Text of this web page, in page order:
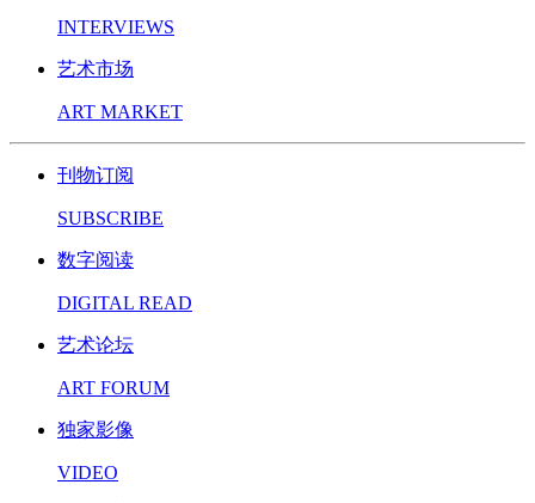
INTERVIEWS
艺术市场
ART MARKET
刊物订阅
SUBSCRIBE
数字阅读
DIGITAL READ
艺术论坛
ART FORUM
独家影像
VIDEO